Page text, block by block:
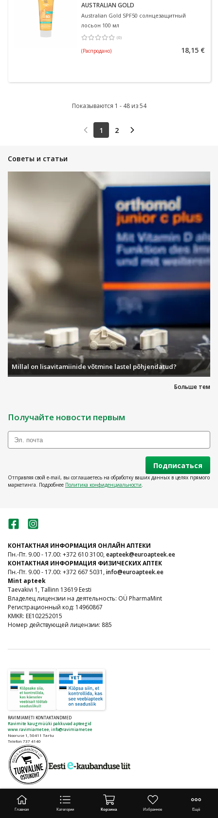
AUSTRALIAN GOLD
Australian Gold SPF50 солнцезащитный
лосьон 100 мл
(0)
Средняя оценка 0.00
(Распродано) 18,15 €
Показываются 1 - 48 из 54
1 2
Советы и статьи
Больше тем
Millal on lisavitamiinide võtmine lastel põhjendatud?
Получайте новости первым
Подписаться
Отправляя свой e-mail, вы соглашаетесь на обработку ваших данных в целях прямого
маркетинга. Подробнее Политика конфиденциальности.
КОНТАКТНАЯ ИНФОРМАЦИЯ ОНЛАЙН АПТЕКИ
Пн.-Пт. 9.00 - 17.00: +372 610 3100,eapteek@euroapteek.ee
КОНТАКТНАЯ ИНФОРМАЦИЯ ФИЗИЧЕСКИХ АПТЕК
Пн.-Пт. 9.00 - 17.00: +372 667 5031,info@euroapteek.ee
Mint apteek
Taevakivi 1, Tallinn 13619 Eesti
Владелец лицензии на деятельность: OÜ PharmaMint
Регистрационный код: 14960867
KMKR: EE102252015
Номер действующей лицензии: 885
RAVIMIAMETI KONTAKTANDMED
Ravimite kaugmüüki pakkuvad apteegid
www.ravimiamet.ee info@ravimiamet.ee
Nooruse 1, 50411 Tartu
Telefon 737 4140
© 2026 Euroapteek. Все права защищены.
Главная Категории Корзина Избранное Ещё